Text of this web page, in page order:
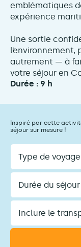
emblématiques
expérience
Une sortie
autrement — à
votre séjour en
Durée : 9 h
Inspiré par cette
séjour sur mesure !
Type
de
Durée
Inclure